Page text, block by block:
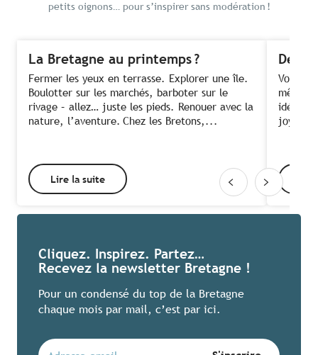
petits oignons… pour s’inspirer sans modération !
La Bretagne au printemps ?
Fermer les yeux en terrasse. Explorer une île.
Boulotter sur les marchés, barboter sur le
rivage – allez… juste les pieds. Renouer avec la
nature, l’aventure. Chez les Bretons,...
Lire la suite
Des
Voir
même
idée !
Cliquez. Inspirez. Partez…
Recevez la newsletter Bretagne !
Pour un condensé du top de la Bretagne
chaque mois par mail, c’est par ici.